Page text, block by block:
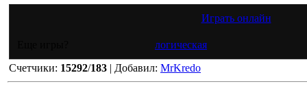
Играть онлайн
логическая
Счетчики: 15292/183 | Добавил: MrKredo